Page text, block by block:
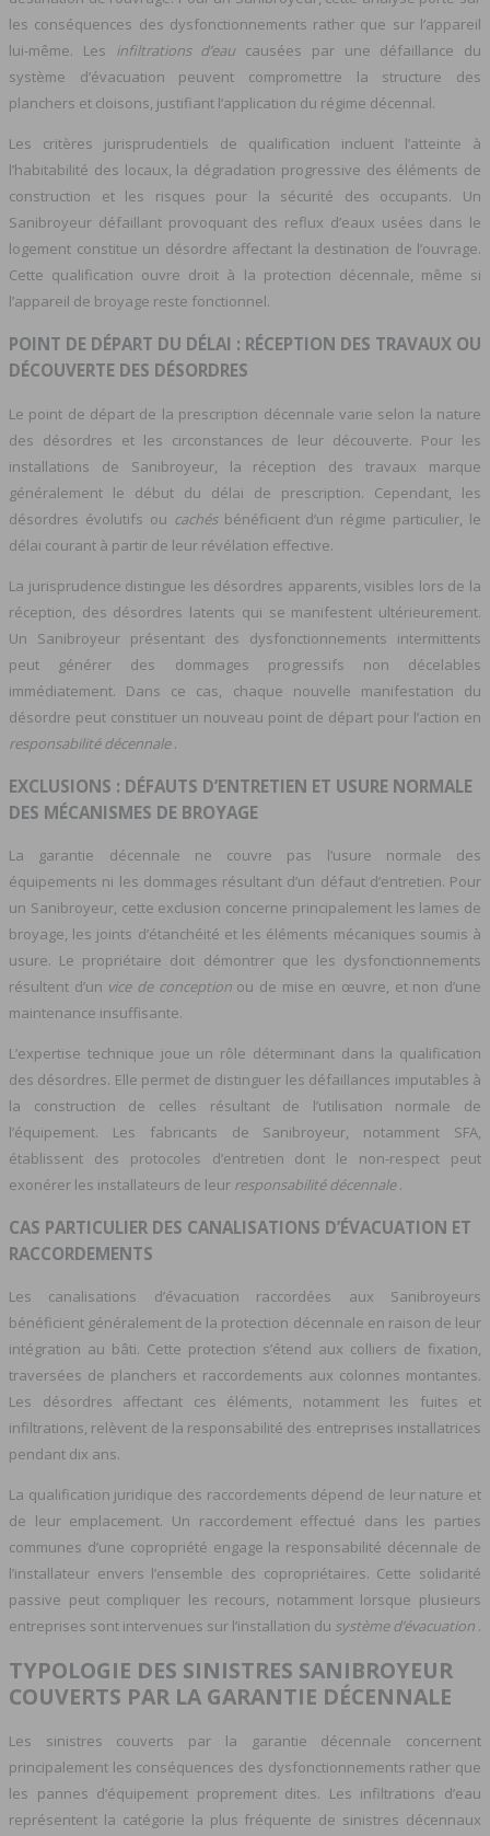
les conséquences des dysfonctionnements rather que sur l’appareil
lui-même. Les infiltrations d’eau causées par une défaillance du
système d’évacuation peuvent compromettre la structure des
planchers et cloisons, justifiant l’application du régime décennal.
Les critères jurisprudentiels de qualification incluent l’atteinte à
l’habitabilité des locaux, la dégradation progressive des éléments de
construction et les risques pour la sécurité des occupants. Un
Sanibroyeur défaillant provoquant des reflux d’eaux usées dans le
logement constitue un désordre affectant la destination de l’ouvrage.
Cette qualification ouvre droit à la protection décennale, même si
l’appareil de broyage reste fonctionnel.
POINT DE DÉPART DU DÉLAI : RÉCEPTION DES TRAVAUX OU
DÉCOUVERTE DES DÉSORDRES
Le point de départ de la prescription décennale varie selon la nature
des désordres et les circonstances de leur découverte. Pour les
installations de Sanibroyeur, la réception des travaux marque
généralement le début du délai de prescription. Cependant, les
désordres évolutifs ou cachés bénéficient d’un régime particulier, le
délai courant à partir de leur révélation effective.
La jurisprudence distingue les désordres apparents, visibles lors de la
réception, des désordres latents qui se manifestent ultérieurement.
Un Sanibroyeur présentant des dysfonctionnements intermittents
peut générer des dommages progressifs non décelables
immédiatement. Dans ce cas, chaque nouvelle manifestation du
désordre peut constituer un nouveau point de départ pour l’action en
responsabilité décennale.
EXCLUSIONS : DÉFAUTS D’ENTRETIEN ET USURE NORMALE
DES MÉCANISMES DE BROYAGE
La garantie décennale ne couvre pas l’usure normale des
équipements ni les dommages résultant d’un défaut d’entretien. Pour
un Sanibroyeur, cette exclusion concerne principalement les lames de
broyage, les joints d’étanchéité et les éléments mécaniques soumis à
usure. Le propriétaire doit démontrer que les dysfonctionnements
résultent d’un vice de conception ou de mise en œuvre, et non d’une
maintenance insuffisante.
L’expertise technique joue un rôle déterminant dans la qualification
des désordres. Elle permet de distinguer les défaillances imputables à
la construction de celles résultant de l’utilisation normale de
l’équipement. Les fabricants de Sanibroyeur, notamment SFA,
établissent des protocoles d’entretien dont le non-respect peut
exonérer les installateurs de leur responsabilité décennale.
CAS PARTICULIER DES CANALISATIONS D’ÉVACUATION ET
RACCORDEMENTS
Les canalisations d’évacuation raccordées aux Sanibroyeurs
bénéficient généralement de la protection décennale en raison de leur
intégration au bâti. Cette protection s’étend aux colliers de fixation,
traversées de planchers et raccordements aux colonnes montantes.
Les désordres affectant ces éléments, notamment les fuites et
infiltrations, relèvent de la responsabilité des entreprises installatrices
pendant dix ans.
La qualification juridique des raccordements dépend de leur nature et
de leur emplacement. Un raccordement effectué dans les parties
communes d’une copropriété engage la responsabilité décennale de
l’installateur envers l’ensemble des copropriétaires. Cette solidarité
passive peut compliquer les recours, notamment lorsque plusieurs
entreprises sont intervenues sur l’installation du système d’évacuation .
TYPOLOGIE DES SINISTRES SANIBROYEUR
COUVERTS PAR LA GARANTIE DÉCENNALE
Les sinistres couverts par la garantie décennale concernent
principalement les conséquences des dysfonctionnements rather que
les pannes d’équipement proprement dites. Les infiltrations d’eau
représentent la catégorie la plus fréquente de sinistres décennaux